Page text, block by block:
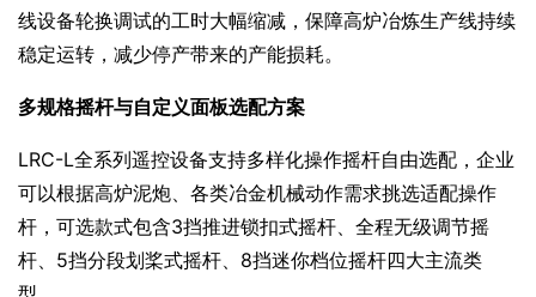
线设备轮换调试的工时大幅缩减，保障高炉冶炼生产线持续
稳定运转，减少停产带来的产能损耗。
多规格摇杆与自定义面板选配方案
LRC-L全系列遥控设备支持多样化操作摇杆自由选配，企业
可以根据高炉泥炮、各类冶金机械动作需求挑选适配操作
杆，可选款式包含3挡推进锁扣式摇杆、全程无级调节摇
杆、5挡分段划桨式摇杆、8挡迷你档位摇杆四大主流类